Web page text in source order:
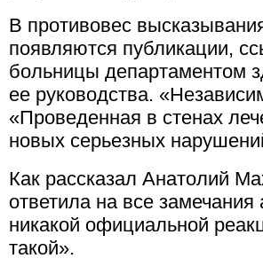
В противовес
появляются публикации,
больницы департаментом
ее руководства.
«Проведенная в стенах
новых серьезных
Как рассказал Анатолий
ответила на все
никакой официальной
такой».